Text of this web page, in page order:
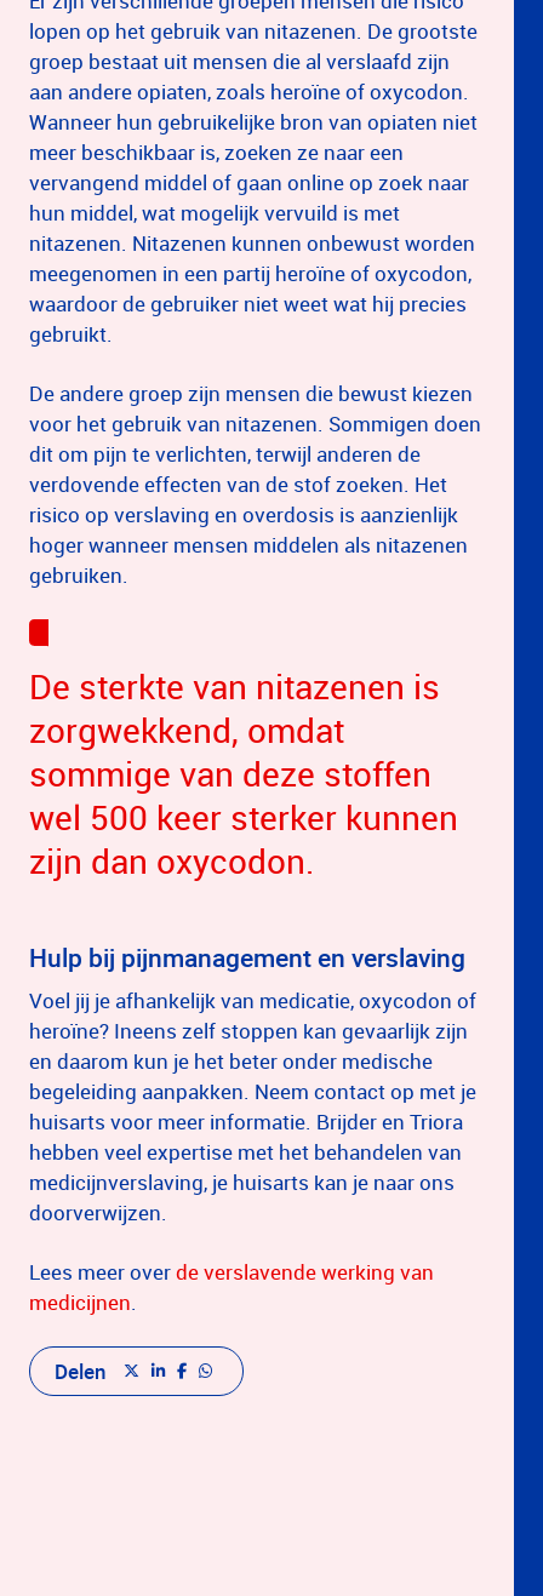
lopen op het gebruik van nitazenen. De grootste
groep bestaat uit mensen die al verslaafd zijn
aan andere opiaten, zoals heroïne of oxycodon.
Wanneer hun gebruikelijke bron van opiaten niet
meer beschikbaar is, zoeken ze naar een
vervangend middel of gaan online op zoek naar
hun middel, wat mogelijk vervuild is met
nitazenen. Nitazenen kunnen onbewust worden
meegenomen in een partij heroïne of oxycodon,
waardoor de gebruiker niet weet wat hij precies
gebruikt.
De andere groep zijn mensen die bewust kiezen
voor het gebruik van nitazenen. Sommigen doen
dit om pijn te verlichten, terwijl anderen de
verdovende effecten van de stof zoeken. Het
risico op verslaving en overdosis is aanzienlijk
hoger wanneer mensen middelen als nitazenen
gebruiken.
De sterkte van nitazenen is
zorgwekkend, omdat
sommige van deze stoffen
wel 500 keer sterker kunnen
zijn dan oxycodon.
Hulp bij pijnmanagement en verslaving
Voel jij je afhankelijk van medicatie, oxycodon of
heroïne? Ineens zelf stoppen kan gevaarlijk zijn
en daarom kun je het beter onder medische
begeleiding aanpakken. Neem contact op met je
huisarts voor meer informatie. Brijder en Triora
hebben veel expertise met het behandelen van
medicijnverslaving, je huisarts kan je naar ons
doorverwijzen.
Lees meer overde verslavende werking van
medicijnen.
Delen